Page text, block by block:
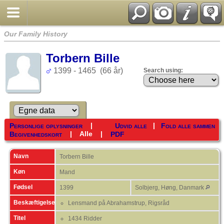
Our Family History
Torbern Bille
1399 - 1465 (66 år) Search using:
Udvid alle | Fold alle sammen
Personlige oplysninger|
Begivenhedskort| Alle| PDF
Navn Torbern Bille
Køn Mand
Fødsel 1399 Solbjerg, Høng, Danmark
Beskæftigelse Lensmand på Abrahamstrup, Rigsråd
Titel 1434 Ridder